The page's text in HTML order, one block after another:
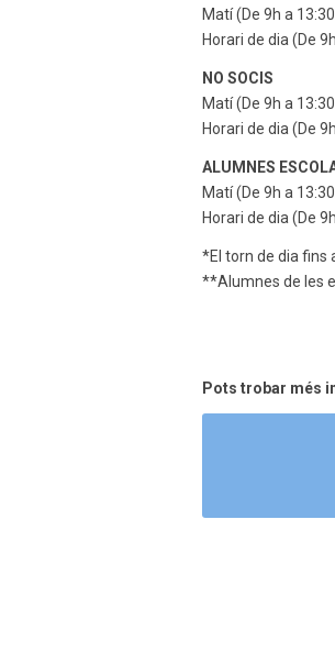
Matí (De 9h a
Horari de dia (De
NO SOCIS
Matí (De 9h a
Horari de dia (De
ALUMNES
Matí (De 9h a
Horari de dia (De
*El torn de dia fins
**Alumnes de les
Pots trobar més